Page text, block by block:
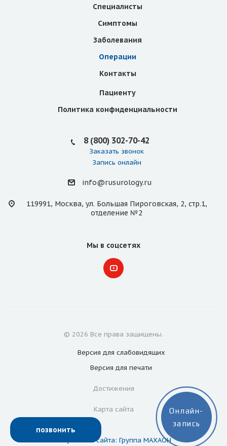
Специалисты
Симптомы
Заболевания
Операции
Контакты
Пациенту
Политика конфиденциальности
8 (800) 302-70-42
Заказать звонок
Запись онлайн
info@rusurology.ru
119991, Москва, ул. Большая Пироговская, 2, стр.1,
отделение №2
Мы в соцсетях
© 2026 Все права защищены.
Версия для слабовидящих
Версия для печати
Достижения
Карта сайта
Разработка сайта: Группа МАХАОН
Онлайн-
запись
позвонить